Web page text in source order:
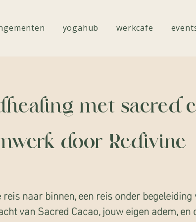
yogahub werkcafe
met sacred
door Redivine
naar binnen, een reis onder begeleiding
van Sacred Cacao, jouw eigen adem, en